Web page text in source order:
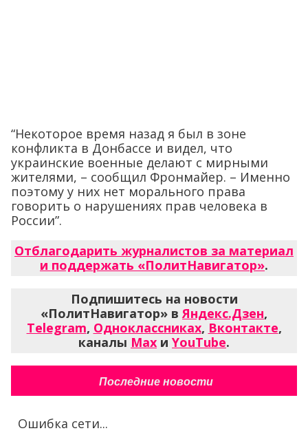
“Некоторое время назад я был в зоне
конфликта в Донбассе и видел, что
украинские военные делают с мирными
жителями, – сообщил Фронмайер. – Именно
поэтому у них нет морального права
говорить о нарушениях прав человека в
России”.
Отблагодарить журналистов за материал
и поддержать «ПолитНавигатор».
Подпишитесь на новости
«ПолитНавигатор» вЯндекс.Дзен,
Telegram, Одноклассниках, Вконтакте,
каналы Max и YouTube.
Последние новости
Ошибка сети...